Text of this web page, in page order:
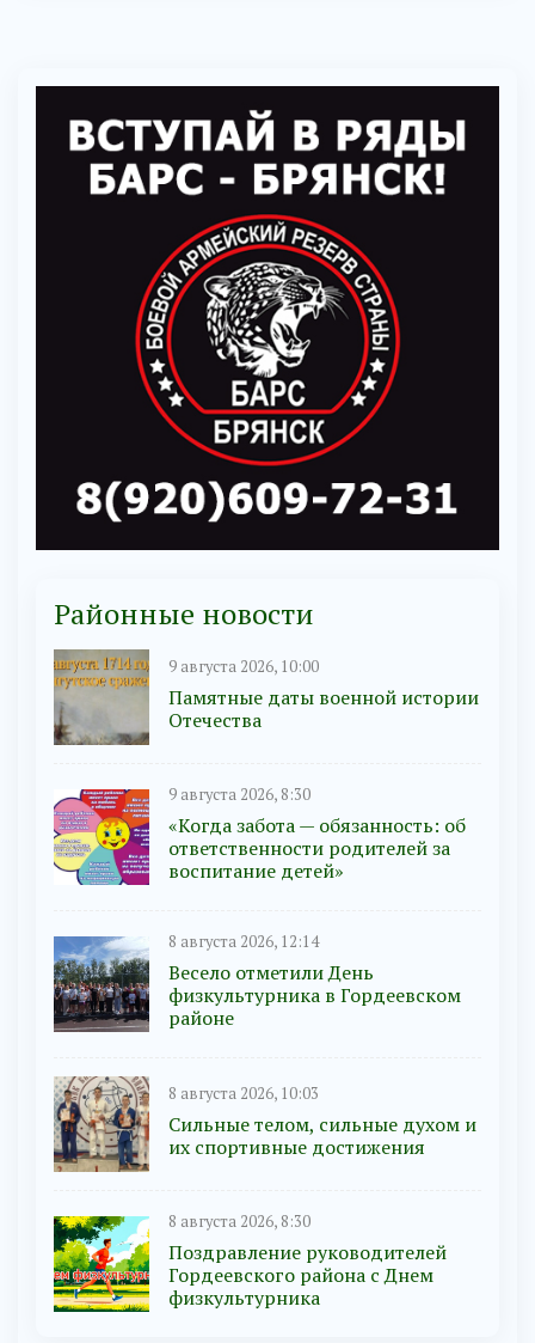
Районные новости
9 августа 2026, 10:00
Памятные даты военной истории
Отечества
9 августа 2026, 8:30
«Когда забота — обязанность: об
ответственности родителей за
воспитание детей»
8 августа 2026, 12:14
Весело отметили День
физкультурника в Гордеевском
районе
8 августа 2026, 10:03
Сильные телом, сильные духом и
их спортивные достижения
8 августа 2026, 8:30
Поздравление руководителей
Гордеевского района с Днем
физкультурника